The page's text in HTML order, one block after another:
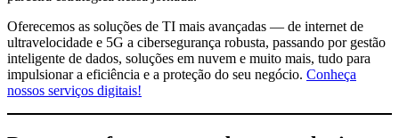
Oferecemos as soluções de TI mais avançadas — de internet de
ultravelocidade e 5G a cibersegurança robusta, passando por gestão
inteligente de dados, soluções em nuvem e muito mais, tudo para
impulsionar a eficiência e a proteção do seu negócio. Conheça
nossos serviços digitais!